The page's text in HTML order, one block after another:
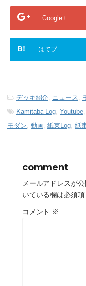
Google+
B! はてブ
-デッキ紹介 ニュース
-Kamitaba Log Youtube
モダン 動画 紙束Log 紙
comment
メールアドレスが
いている欄は必須項
コメント ※